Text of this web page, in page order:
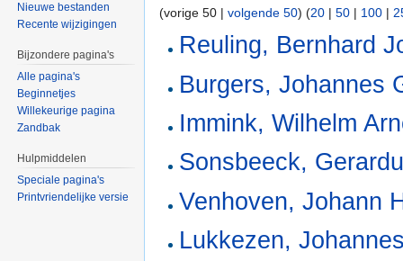
(vorige 50 | volgende 50) (20 | 50 | 100 |
Reuling, Bernhard
Burgers, Johannes
Immink, Wilhelm
Sonsbeeck,
Venhoven, Johann
Lukkezen,
Nieuwe bestanden
Recente wijzigingen
Bijzondere pagina's
Alle pagina's
Beginnetjes
Willekeurige pagina
Zandbak
Hulpmiddelen
Speciale pagina's
Printvriendelijke versie